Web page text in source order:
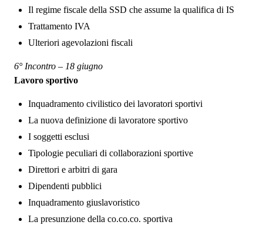
Il regime fiscale della SSD che assume la qualifica di IS
Trattamento IVA
Ulteriori agevolazioni fiscali
6° Incontro – 18 giugno
Lavoro sportivo
Inquadramento civilistico dei lavoratori sportivi
La nuova definizione di lavoratore sportivo
I soggetti esclusi
Tipologie peculiari di collaborazioni sportive
Direttori e arbitri di gara
Dipendenti pubblici
Inquadramento giuslavoristico
La presunzione della co.co.co. sportiva